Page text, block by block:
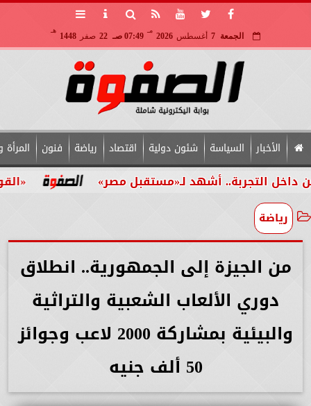
الجمعة 7 أغسطس 2026
مـ
07:49 صـ 22 صفر 1448
هـ
الأخبار السياسة شئون دولية اقتصاد رياضة فنون
«القومي للأشخاص ذوي لـ«مستقبل مصر»
رياضة
من الجيزة إلى الجمهورية.. انطلاق
دوري الألعاب الشعبية والتراثية
والبيئية بمشاركة 2000 لاعب وجوائز
50 ألف جنيه